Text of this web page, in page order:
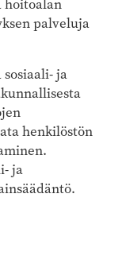
hoitoalan
palveluja
ja
henkilöstön
ja